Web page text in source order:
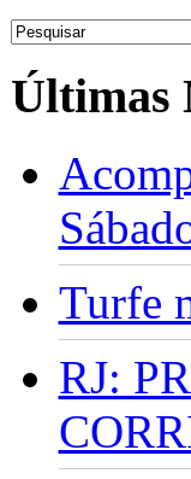
Últimas
Turfe
RJ: